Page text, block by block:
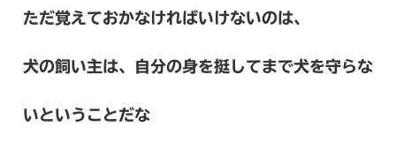
ただ覚えておかなければいけないのは、
犬の飼い主は、自分の身を挺してまで犬を守らな
いということだな